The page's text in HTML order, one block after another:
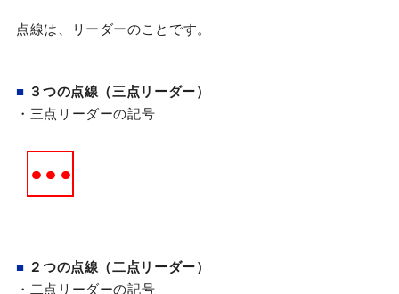
点線は、リーダーのことです。
■ ３つの点線（三点リーダー）
・三点リーダーの記号
■ ２つの点線（二点リーダー）
・二点リーダーの記号